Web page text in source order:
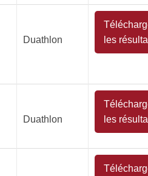
Duathlon
les
Duathlon
les